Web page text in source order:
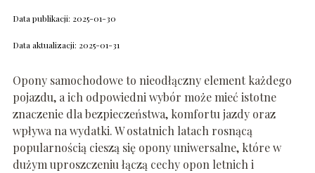
Data publikacji: 2025-01-30
Data aktualizacji: 2025-01-31
Opony samochodowe to nieodłączny element każdego
pojazdu, a ich odpowiedni wybór może mieć istotne
znaczenie dla bezpieczeństwa, komfortu jazdy oraz
wpływa na wydatki. W ostatnich latach rosnącą
popularnością cieszą się opony uniwersalne, które w
dużym uproszczeniu łączą cechy opon letnich i